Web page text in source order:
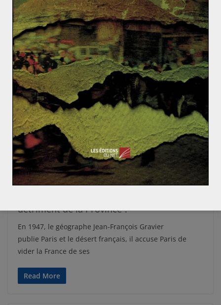
ACTUALITÉS EUROPE UNION EUROPÉENNE
Hadrien LECLERC 6 décembre 2013
1 Comment
Economie,Europe
La zone euro tiendra-t-elle le choc ?
En 1961, R.Mundell publie Théorie des zones
monétaires optimales, ce qui lui vaudra d’obtenir le
prix Nobel en 1999. Ces
Read More
EUROPE FRANCE
Hadrien LECLERC 21 novembre 2013 0 Comments Economie
détriment de la Province ?
En 1947, le géographe Jean-François Gravier
publie Paris et le désert français, il accuse Paris de
vider la France de ses
Read More